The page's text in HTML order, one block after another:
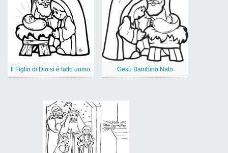
Il Figlio di Dio si è fatto uomo. Gesù Bambino Nato